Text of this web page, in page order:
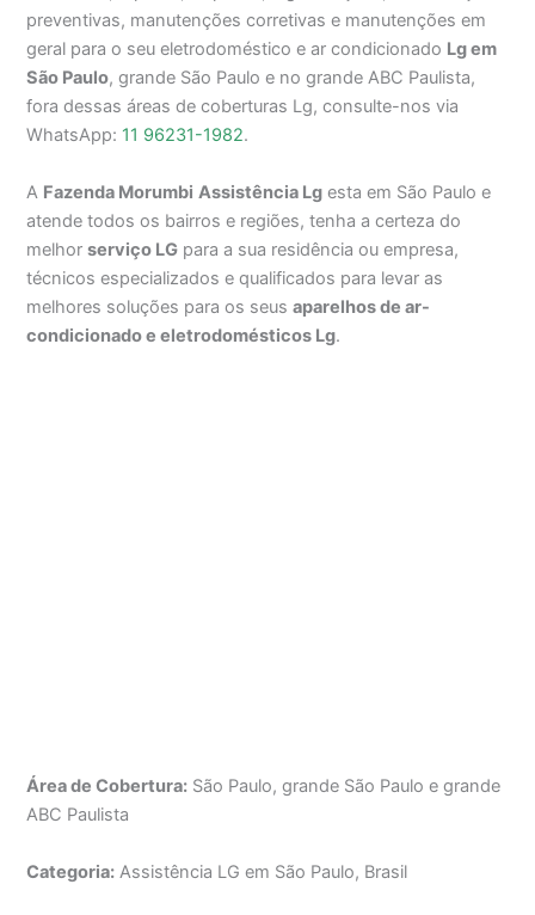
preventivas, manutenções corretivas e manutenções em
geral para o seu eletrodoméstico e ar condicionado Lg em
São Paulo, grande São Paulo e no grande ABC Paulista,
fora dessas áreas de coberturas Lg, consulte-nos via
WhatsApp: 11 96231-1982.
A Fazenda Morumbi Assistência Lg esta em São Paulo e
atende todos os bairros e regiões, tenha a certeza do
melhorserviço LG para a sua residência ou empresa,
técnicos especializados e qualificados para levar as
melhores soluções para os seusaparelhos de ar-
condicionado e eletrodomésticos Lg.
Área de Cobertura: São Paulo, grande São Paulo e grande
ABC Paulista
Categoria: Assistência LG em São Paulo, Brasil